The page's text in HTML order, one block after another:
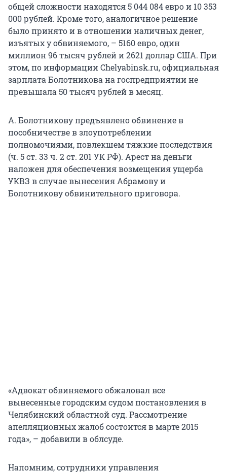
общей сложности находятся 5 044 084 евро и 10 353
000 рублей. Кроме того, аналогичное решение
было принято и в отношении наличных денег,
изъятых у обвиняемого, – 5160 евро, один
миллион 96 тысяч рублей и 2621 доллар США. При
этом, по информации Chelyabinsk.ru, официальная
зарплата Болотникова на госпредприятии не
превышала 50 тысяч рублей в месяц.
А. Болотникову предъявлено обвинение в
пособничестве в злоупотреблении
полномочиями, повлекшем тяжкие последствия
(ч. 5 ст. 33 ч. 2 ст. 201 УК РФ). Арест на деньги
наложен для обеспечения возмещения ущерба
УКВЗ в случае вынесения Абрамову и
Болотникову обвинительного приговора.
«Адвокат обвиняемого обжаловал все
вынесенные городским судом постановления в
Челябинский областной суд. Рассмотрение
апелляционных жалоб состоится в марте 2015
года», – добавили в облсуде.
Напомним, сотрудники управления